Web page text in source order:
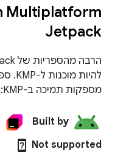
Jetpack
מספקות תמיכה ב-KMP:
Built by
device_unknown Not supported